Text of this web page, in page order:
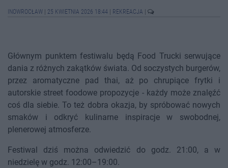
INOWROCŁAW 25 KWIETNIA 2026 18:44 REKREACJA
Głównym punktem festiwalu będą Food Trucki serwujące
dania z różnych zakątków świata. Od soczystych burgerów,
przez aromatyczne pad thai, aż po chrupiące frytki i
autorskie street foodowe propozycje - każdy może znalęźć
coś dla siebie. To też dobra okazja, by spróbować nowych
smaków i odkryć kulinarne inspiracje w swobodnej,
plenerowej atmosferze.
Festiwal dziś można odwiedzić do godz. 21:00, a w
niedzielę w godz. 12:00–19:00.